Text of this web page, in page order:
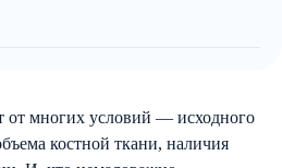
от многих условий — исходного
костной ткани, наличия